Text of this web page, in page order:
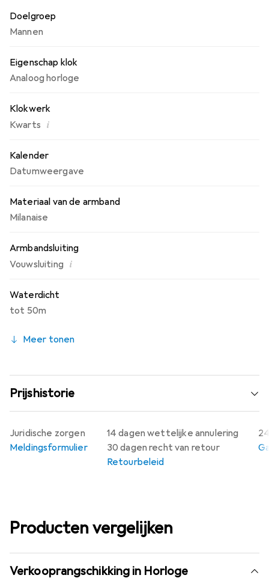
in de kwaliteit en vakmanschap van Zeppelin.
Doelgroep
Mannen
Eigenschap klok
Analoog horloge
Klokwerk
Kwarts i
Kalender
Datumweergave
Materiaal van de armband
Milanaise
Armbandsluiting
Vouwsluiting i
Waterdicht
tot 50m
Meer tonen
Prijshistorie
14 dagen wettelijke annulering
30 dagen recht van retour
Retourbeleid
Juridische zorgen
Meldingsformulier
Producten vergelijken
Verkooprangschikking in Horloge